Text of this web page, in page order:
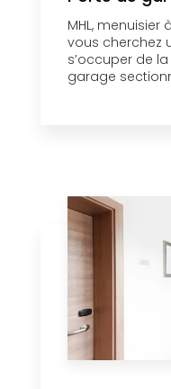
MHL, menuisier
vous cherchez
s’occuper de
garage